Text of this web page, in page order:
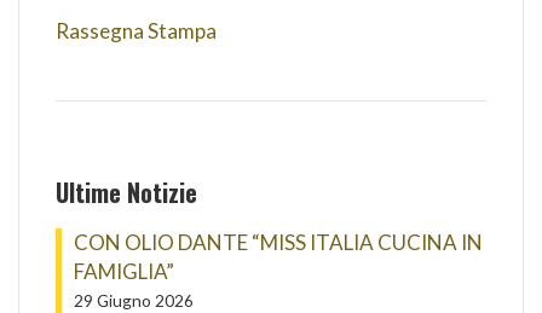
Rassegna Stampa
Ultime Notizie
CON OLIO DANTE “MISS ITALIA CUCINA IN
FAMIGLIA”
29 Giugno 2026